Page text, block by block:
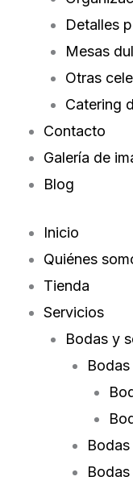
Detalles
Mesas
Otras
Catering
Contacto
Galería de
Blog
Inicio
Quiénes
Tienda
Servicios
Bodas y